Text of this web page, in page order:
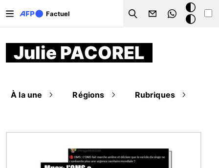
Factuel
Search
Mode
sombre
Julie PACOREL
À la une Régions Rubriques